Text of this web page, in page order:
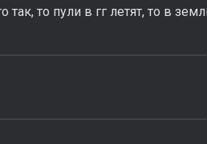
то пули в гг летят, то в